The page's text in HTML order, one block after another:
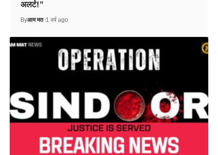
अलर्ट!”
Byआम मत 1 वर्ष ago